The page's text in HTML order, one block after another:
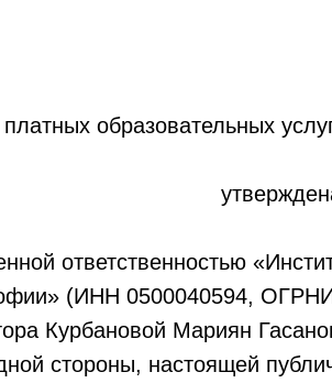
образовательных
утверждена «10»
ответственностью
(ИНН 0500040594,
Курбановой Мариян
стороны, настоящей